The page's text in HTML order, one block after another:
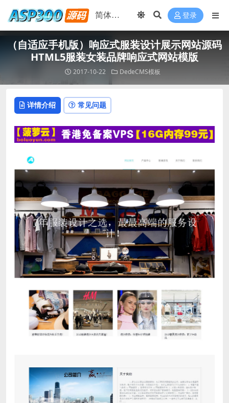
登录
（自适应手机版）响应式服装设计展示网站源码
HTML5服装女装品牌响应式网站模版
2017-10-22 DedeCMS模板
详情介绍 常见问题